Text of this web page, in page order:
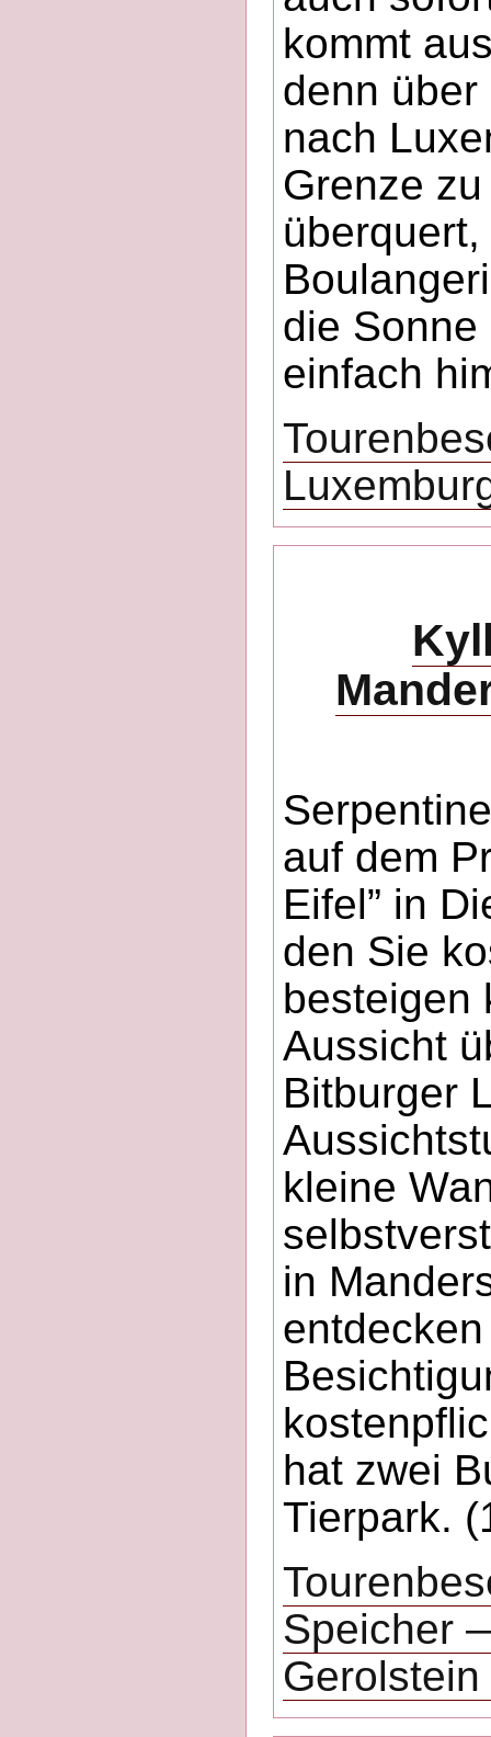
kommt
denn
nach
Grenze
die
einfach
auf dem
Eifel” in
den Sie
besteigen
Aussicht
Bitburger
kleine
in
hat zwei
Tierpark.
Speicher